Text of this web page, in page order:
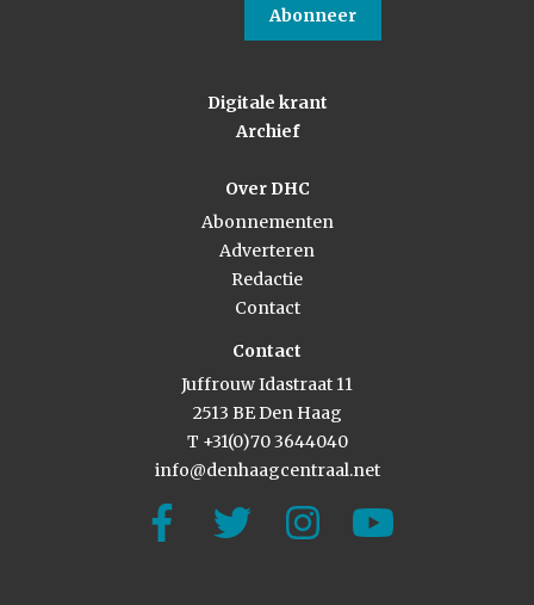
Abonneer
Digitale krant
Archief
Over DHC
Abonnementen
Adverteren
Redactie
Contact
Contact
Juffrouw Idastraat 11
2513 BE Den Haag
T +31(0)70 3644040
info@denhaagcentraal.net